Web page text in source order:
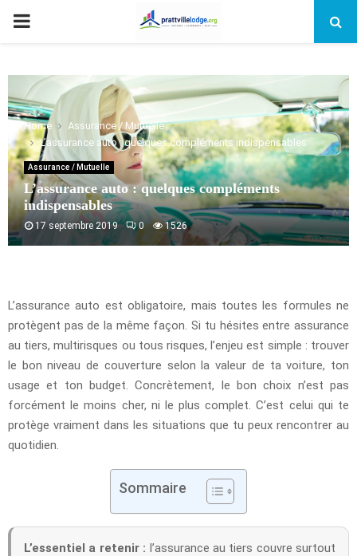
PRIMARY
Home
Assurance / Mutuelle
L’assurance auto : quelques compléments indispensables
Assurance / Mutuelle
L’assurance auto : quelques compléments
indispensables
17 septembre 2019 0 1526
L’assurance auto est obligatoire, mais toutes les formules ne
protègent pas de la même façon. Si tu hésites entre assurance
au tiers, multirisques ou tous risques, l’enjeu est simple : trouver
le bon niveau de couverture selon la valeur de ta voiture, ton
usage et ton budget. Concrètement, le bon choix n’est pas
forcément le moins cher, ni le plus complet. C’est celui qui te
protège vraiment dans les situations que tu peux rencontrer au
quotidien.
Sommaire
L’essentiel a retenir : l’assurance au tiers couvre surtout